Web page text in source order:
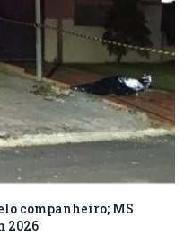
companheiro; MS
2026